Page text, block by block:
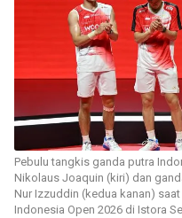
Pebulu tangkis ganda putra
Nikolaus Joaquin (kiri) dan
Nur Izzuddin (kedua kanan)
Indonesia Open 2026 di Istora